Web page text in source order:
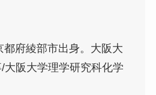
都府綾部市出身。大阪大
大阪大学理学研究科化学